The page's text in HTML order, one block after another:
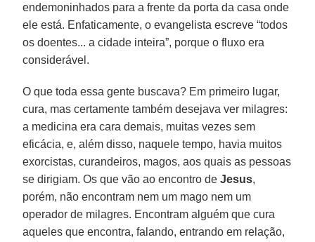
endemoninhados para a frente da porta da casa onde
ele está. Enfaticamente, o evangelista escreve “todos
os doentes... a cidade inteira”, porque o fluxo era
considerável.
O que toda essa gente buscava? Em primeiro lugar,
cura, mas certamente também desejava ver milagres:
a medicina era cara demais, muitas vezes sem
eficácia, e, além disso, naquele tempo, havia muitos
exorcistas, curandeiros, magos, aos quais as pessoas
se dirigiam. Os que vão ao encontro deJesus,
porém, não encontram nem um mago nem um
operador de milagres. Encontram alguém que cura
aqueles que encontra, falando, entrando em relação,